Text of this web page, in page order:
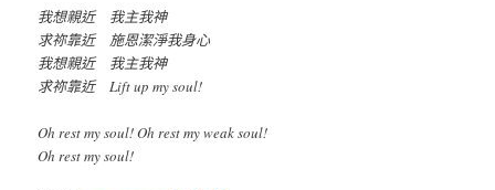
我想親近 我主我神
求祢靠近 施恩潔淨我身心
我想親近 我主我神
求祢靠近 Lift up my soul!
Oh rest my soul! Oh rest my weak soul!
Oh rest my soul!